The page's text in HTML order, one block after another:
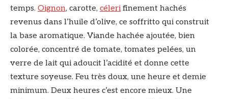
temps. Oignon, carotte, céleri finement hachés
revenus dans l’huile d’olive, ce soffritto qui construit
la base aromatique. Viande hachée ajoutée, bien
colorée, concentré de tomate, tomates pelées, un
verre de lait qui adoucit l’acidité et donne cette
texture soyeuse. Feu très doux, une heure et demie
minimum. Deux heures c’est encore mieux. Une